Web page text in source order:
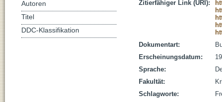
Zitierfähiger Link (URI):
Dokumentart:
Erscheinungsdatum:
Sprache:
Fakultät:
Schlagworte:
Autoren
Titel
DDC-Klassifikation